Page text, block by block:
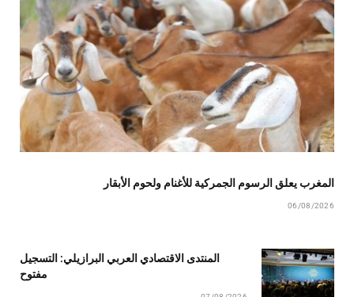
المغرب يعلق الرسوم الجمركية للأغنام ولحوم الأبقار
06/08/2026
المنتدى الاقتصادي العربي البرازيلي: التسجيل
مفتوح